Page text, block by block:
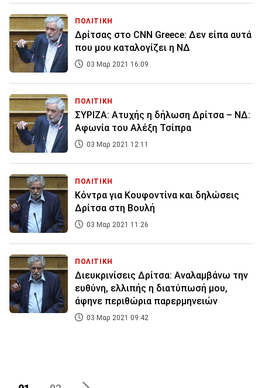
ΠΟΛΙΤΙΚΗ
Δρίτσας στο CNN Greece: Δεν είπα αυτά
που μου καταλογίζει η ΝΔ
03 Μαρ 2021 16:09
ΠΟΛΙΤΙΚΗ
ΣΥΡΙΖΑ: Ατυχής η δήλωση Δρίτσα – ΝΔ:
Αφωνία του Αλέξη Τσίπρα
03 Μαρ 2021 12:11
ΠΟΛΙΤΙΚΗ
Κόντρα για Κουφοντίνα και δηλώσεις
Δρίτσα στη Βουλή
03 Μαρ 2021 11:26
ΠΟΛΙΤΙΚΗ
Διευκρινίσεις Δρίτσα: Αναλαμβάνω την
ευθύνη, ελλιπής η διατύπωσή μου,
άφηνε περιθώρια παρερμηνειών
03 Μαρ 2021 09:42